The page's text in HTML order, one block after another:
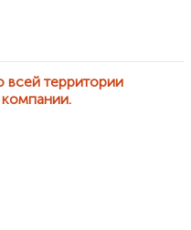
всей территории